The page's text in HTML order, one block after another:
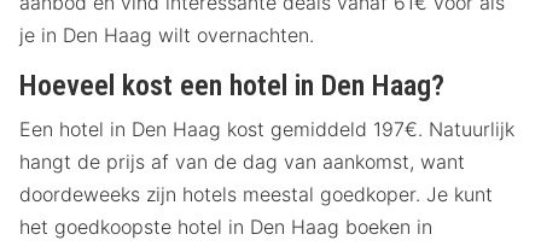
je in Den Haag wilt overnachten.
Hoeveel kost een hotel in Den Haag?
Een hotel in Den Haag kost gemiddeld 197€. Natuurlijk
hangt de prijs af van de dag van aankomst, want
doordeweeks zijn hotels meestal goedkoper. Je kunt
het goedkoopste hotel in Den Haag boeken in